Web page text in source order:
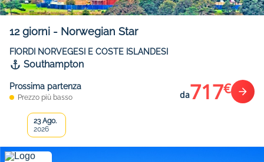
12 giorni - Norwegian Star
FIORDI NORVEGESI E COSTE ISLANDESI
Southampton
Prossima partenza
Prezzo più basso da717€
23 Ago.
2026